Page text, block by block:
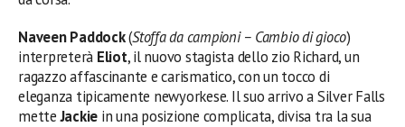
Naveen Paddock(Stoffa da campioni – Cambio di gioco)
interpreterà Eliot, il nuovo stagista dello zio Richard, un
ragazzo affascinante e carismatico, con un tocco di
eleganza tipicamente newyorkese. Il suo arrivo a Silver Falls
metteJackie in una posizione complicata, divisa tra la sua